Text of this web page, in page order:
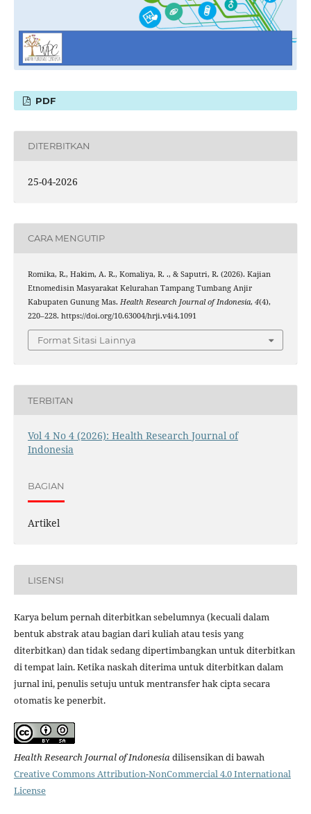
PDF
DITERBITKAN
25-04-2026
CARA MENGUTIP
Romika, R., Hakim, A. R., Komaliya, R. ., & Saputri, R. (2026). Kajian
Etnomedisin Masyarakat Kelurahan Tampang Tumbang Anjir
Kabupaten Gunung Mas. Health Research Journal of Indonesia, 4(4),
220–228. https://doi.org/10.63004/hrji.v4i4.1091
Format Sitasi Lainnya
TERBITAN
Vol 4 No 4 (2026): Health Research Journal of
Indonesia
BAGIAN
Artikel
LISENSI
Karya belum pernah diterbitkan sebelumnya (kecuali dalam
bentuk abstrak atau bagian dari kuliah atau tesis yang
diterbitkan) dan tidak sedang dipertimbangkan untuk diterbitkan
di tempat lain. Ketika naskah diterima untuk diterbitkan dalam
jurnal ini, penulis setuju untuk mentransfer hak cipta secara
otomatis ke penerbit.
Health Research Journal of Indonesiadilisensikan di bawah
Creative Commons Attribution-NonCommercial 4.0 International
License